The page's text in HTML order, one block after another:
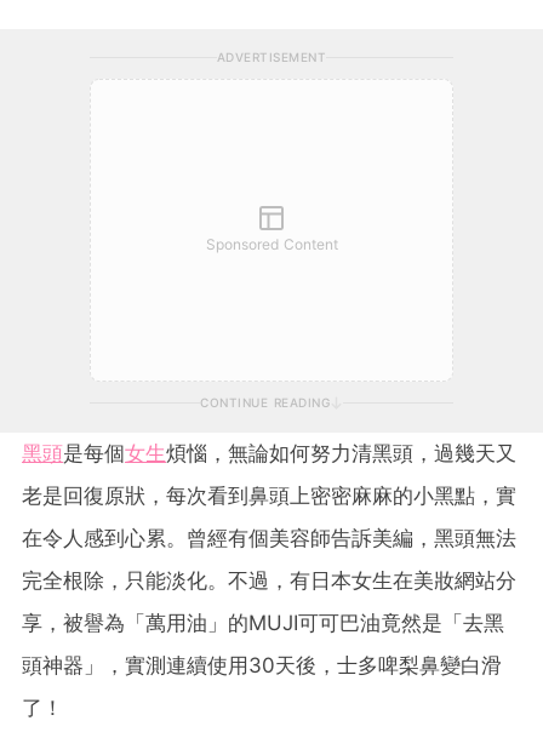
ADVERTISEMENT
Sponsored Content
CONTINUE READING
黑頭是每個女生煩惱，無論如何努力清黑頭，過幾天又
老是回復原狀，每次看到鼻頭上密密麻麻的小黑點，實
在令人感到心累。曾經有個美容師告訴美編，黑頭無法
完全根除，只能淡化。不過，有日本女生在美妝網站分
享，被譽為「萬用油」的MUJI可可巴油竟然是「去黑
頭神器」，實測連續使用30天後，士多啤梨鼻變白滑
了！